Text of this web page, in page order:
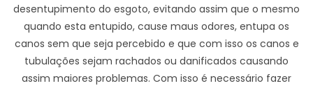
desentupimento do esgoto, evitando assim que o mesmo
quando esta entupido, cause maus odores, entupa os
canos sem que seja percebido e que com isso os canos e
tubulações sejam rachados ou danificados causando
assim maiores problemas. Com isso é necessário fazer